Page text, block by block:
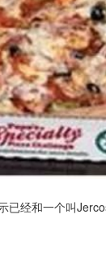
经和一个叫